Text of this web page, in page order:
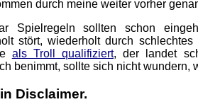
durch meine weiter vorher
Spielregeln sollten schon
stört, wiederholt durch
als Troll qualifiziert, der landet
benimmt, sollte sich nicht wundern,
Disclaimer.